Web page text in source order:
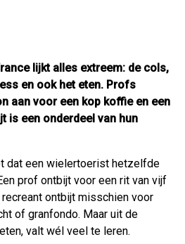
lijkt alles extreem: de cols,
en ook het eten. Profs
aan voor een kop koffie en een
is een onderdeel van hun
dat een wielertoerist hetzelfde
prof ontbijt voor een rit van vijf
recreant ontbijt misschien voor
of granfondo. Maar uit de
valt wél veel te leren.